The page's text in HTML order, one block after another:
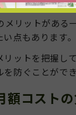
メリットがある
点もあります。
ットを把握し
防ぐことができ
額コスト